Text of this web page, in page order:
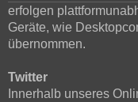
erfolgen
Geräte, wie
übernommen.
Twitter
Innerhalb unseres